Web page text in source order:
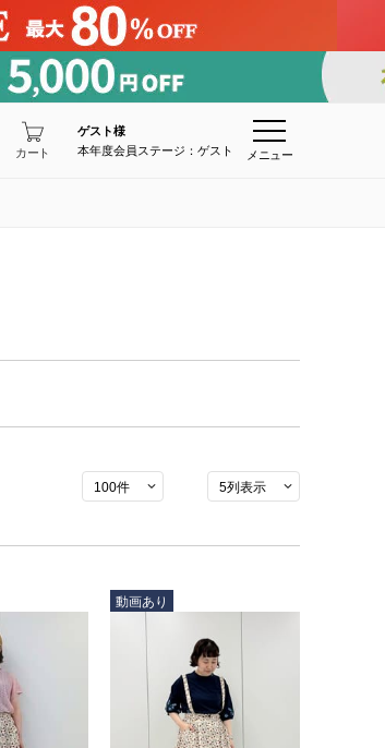
カート
ゲスト様
本年度会員ステージ：ゲスト
メニュー
動画あり